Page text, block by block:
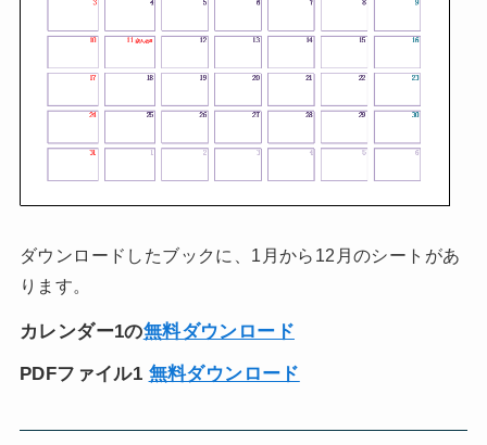
ダウンロードしたブックに、1月から12月のシートがあ
ります。
カレンダー1の無料ダウンロード
PDFファイル1 無料ダウンロード